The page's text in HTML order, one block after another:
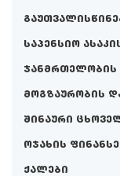
საპენსიო
ჯანმრთელობის
მოგზაურობის
შინაური
ოჯახის
ქალები